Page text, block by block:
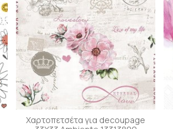
Χαρτοπετσέτα για decoupage